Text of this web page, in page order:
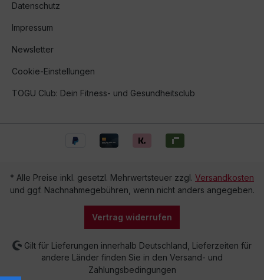
Datenschutz
Impressum
Newsletter
Cookie-Einstellungen
TOGU Club: Dein Fitness- und Gesundheitsclub
* Alle Preise inkl. gesetzl. Mehrwertsteuer zzgl. Versandkosten
und ggf. Nachnahmegebühren, wenn nicht anders angegeben.
Vertrag widerrufen
Gilt für Lieferungen innerhalb Deutschland, Lieferzeiten für
andere Länder finden Sie in den Versand- und
Zahlungsbedingungen